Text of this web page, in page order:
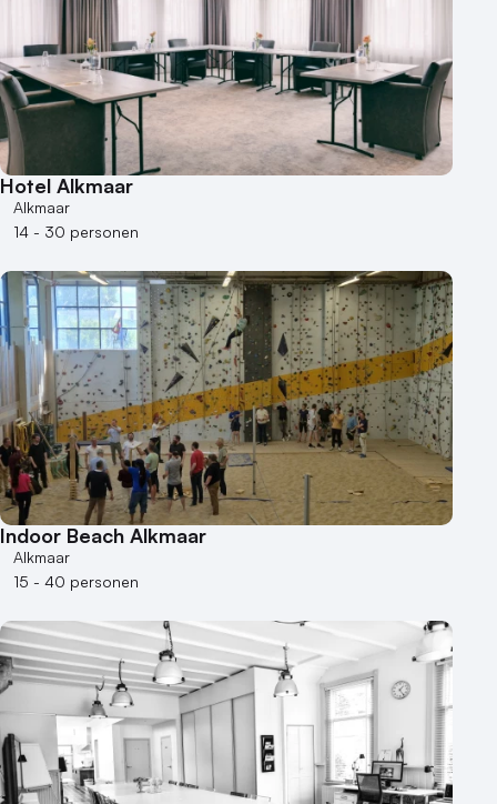
Hotel Alkmaar
Alkmaar
14 - 30 personen
Indoor Beach Alkmaar
Alkmaar
15 - 40 personen